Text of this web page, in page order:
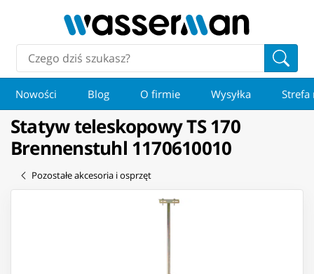
Nowości Blog O firmie Wysyłka Strefa
Statyw teleskopowy TS 170
Brennenstuhl 1170610010
Pozostałe akcesoria i osprzęt